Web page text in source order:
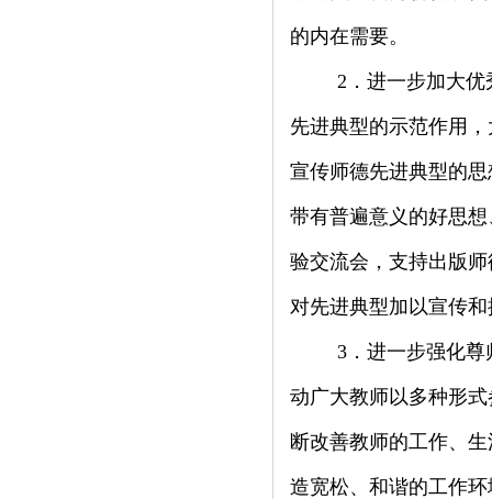
的内在需要。
2 ．进一步加大
先进典型的示范作用
宣传师德先进典型的
带有普遍意义的好思
验交流会，支持出版
对先进典型加以宣传
3． 进一步强化尊
动广大教师以多种形
断改善教师的工作、
造宽松、和谐的工作环